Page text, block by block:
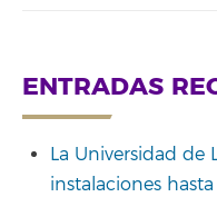
ENTRADAS
La Universidad de
instalaciones